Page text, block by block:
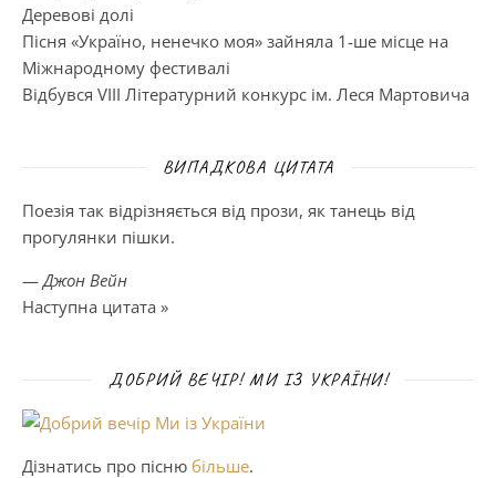
Деревові долі
Пісня «Україно, ненечко моя» зайняла 1-ше місце на
Міжнародному фестивалі
Відбувся VIII Літературний конкурс ім. Леся Мартовича
ВИПАДКОВА ЦИТАТА
Поезія так відрізняється від прози, як танець від
прогулянки пішки.
— Джон Вейн
Наступна цитата »
ДОБРИЙ ВЕЧІР! МИ ІЗ УКРАЇНИ!
Дізнатись про пісню більше.